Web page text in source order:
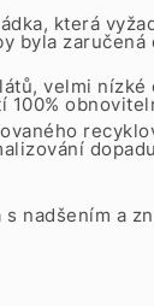
která
byla zaručená
velmi
100%
nadšením a